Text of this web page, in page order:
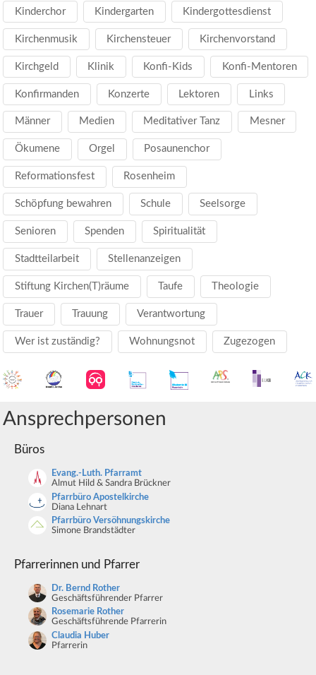
Kinderchor Kindergarten Kindergottesdienst
Kirchenmusik Kirchensteuer Kirchenvorstand
Kirchgeld Klinik Konfi-Kids Konfi-Mentoren
Konfirmanden Konzerte Lektoren Links
Männer Medien Meditativer Tanz Mesner
Ökumene Orgel Posaunenchor
Reformationsfest Rosenheim
Schöpfung bewahren Schule Seelsorge
Senioren Spenden Spiritualität
Stadtteilarbeit Stellenanzeigen
Stiftung Kirchen(T)räume Taufe Theologie
Trauer Trauung Verantwortung
Wer ist zuständig? Wohnungsnot Zugezogen
Ansprechpersonen
Büros
Evang.-Luth. Pfarramt
Almut Hild & Sandra Brückner
Pfarrbüro Apostelkirche
Diana Lehnart
Pfarrbüro Versöhnungskirche
Simone Brandstädter
Pfarrerinnen und Pfarrer
Dr. Bernd Rother
Geschäftsführender Pfarrer
Rosemarie Rother
Geschäftsführende Pfarrerin
Claudia Huber
Pfarrerin